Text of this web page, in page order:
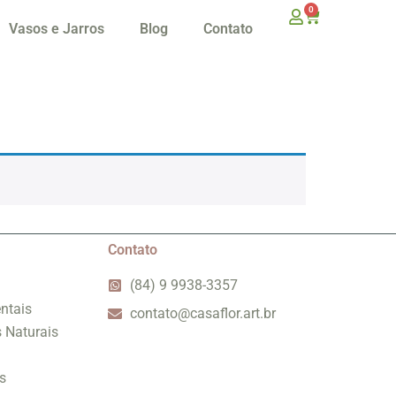
Vasos e Jarros Blog Contato
0
Naturais
Contato
(84) 9 9938-3357
contato@casaflor.art.br